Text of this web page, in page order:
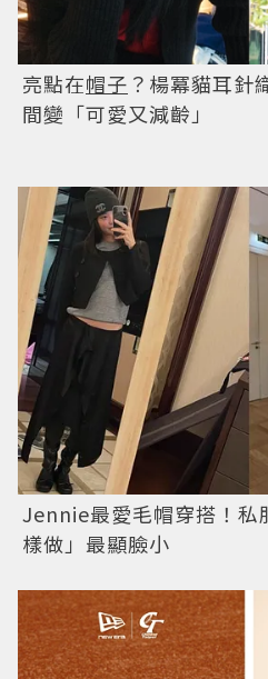
亮點在帽子 ？楊冪貓耳針
間變「可愛又減齡」
Jennie最愛毛帽穿搭！私
樣做」最顯臉小